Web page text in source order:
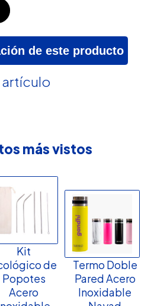
de este producto
más vistos
Kit
de
Popotes
Acero
Termo Doble
Pared Acero
Inoxidable